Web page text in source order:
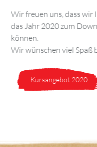
Wir freuen uns, dass
das Jahr 2020 zum
können.
Wir wünschen viel Spaß
Kursangebot 2020